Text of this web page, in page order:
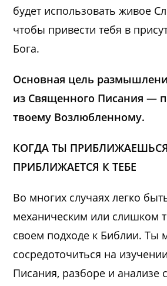
будет использовать живое
чтобы привести тебя в
Бога.
Основная цель
из Священного Писания —
твоему Возлюбленному.
КОГДА ТЫ
ПРИБЛИЖАЕТСЯ К ТЕБЕ
Во многих случаях легко
механическим или слишком
своем подходе к Библии. Ты
сосредоточиться на
Писания, разборе и анализе